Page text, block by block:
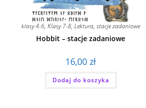
klasy 4-6,Klasy 7-8,Lektura,stacje zadaniowe
Hobbit – stacje zadaniowe
16,00 zł
Dodaj do koszyka